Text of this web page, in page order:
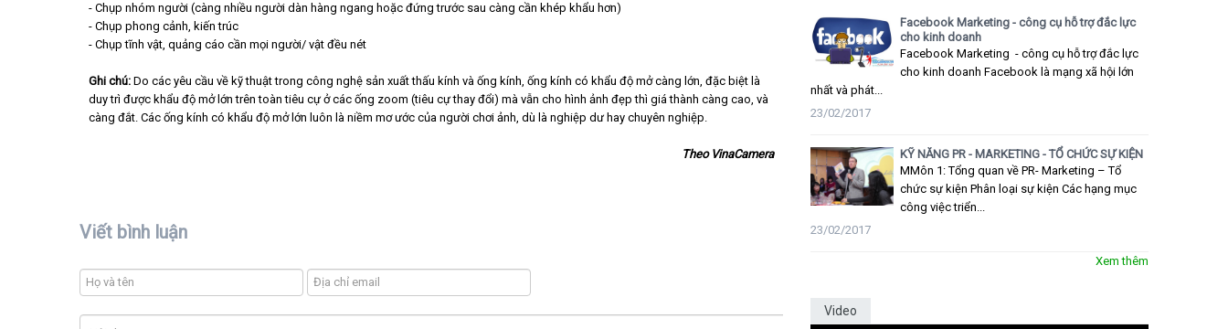
- Chụp nhóm người (càng nhiều người dàn hàng ngang hoặc đứng trước sau càng cần khép khẩu hơn)
- Chụp phong cảnh, kiến trúc
- Chụp tĩnh vật, quảng cáo cần mọi người/ vật đều nét
Ghi chú: Do các yêu cầu về kỹ thuật trong công nghệ sản xuất thấu kính và ống kính, ống kính có khẩu độ mở càng lớn, đặc biệt là
duy trì được khẩu độ mở lớn trên toàn tiêu cự ở các ống zoom (tiêu cự thay đổi) mà vẫn cho hình ảnh đẹp thì giá thành càng cao, và
càng đắt. Các ống kính có khẩu độ mở lớn luôn là niềm mơ ước của người chơi ảnh, dù là nghiệp dư hay chuyên nghiệp.
Theo VinaCamera
Viết bình luận
Facebook Marketing - công cụ hỗ trợ đắc lực
cho kinh doanh
Facebook Marketing - công cụ hỗ trợ đắc lực
cho kinh doanh Facebook là mạng xã hội lớn
nhất và phát...
23/02/2017
KỸ NĂNG PR - MARKETING - TỔ CHỨC SỰ KIỆN
MMôn 1: Tổng quan về PR- Marketing – Tổ
chức sự kiện Phân loại sự kiện Các hạng mục
công việc triển...
23/02/2017
Xem thêm
Video